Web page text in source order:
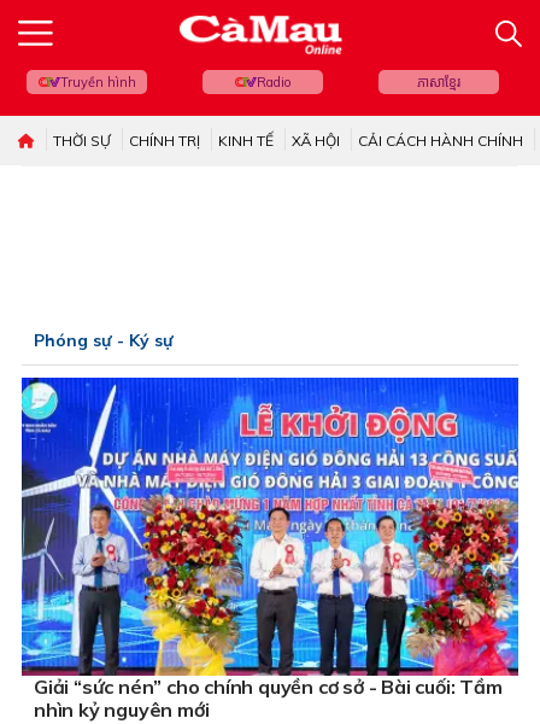
Truyền hình Radio ភាសាខ្មែរ
THỜI SỰ CHÍNH TRỊ KINH TẾ XÃ HỘI CẢI CÁCH HÀNH CHÍNH
Phóng sự - Ký sự
Giải “sức nén” cho chính quyền cơ sở - Bài cuối: Tầm
nhìn kỷ nguyên mới